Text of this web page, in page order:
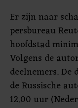
Er zijn naar
persbureau
hoofdstad
Volgens de
deelnemers.
de Russische
12.00 uur